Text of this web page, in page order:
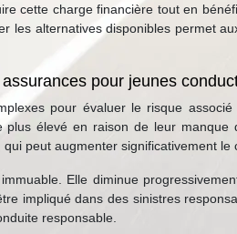
cette charge financière tout en
les alternatives disponibles permet
pour jeunes
pour évaluer le risque
plus élevé en raison de leur manque
, qui peut augmenter significativement
Elle diminue
impliqué dans des sinistres
responsable.